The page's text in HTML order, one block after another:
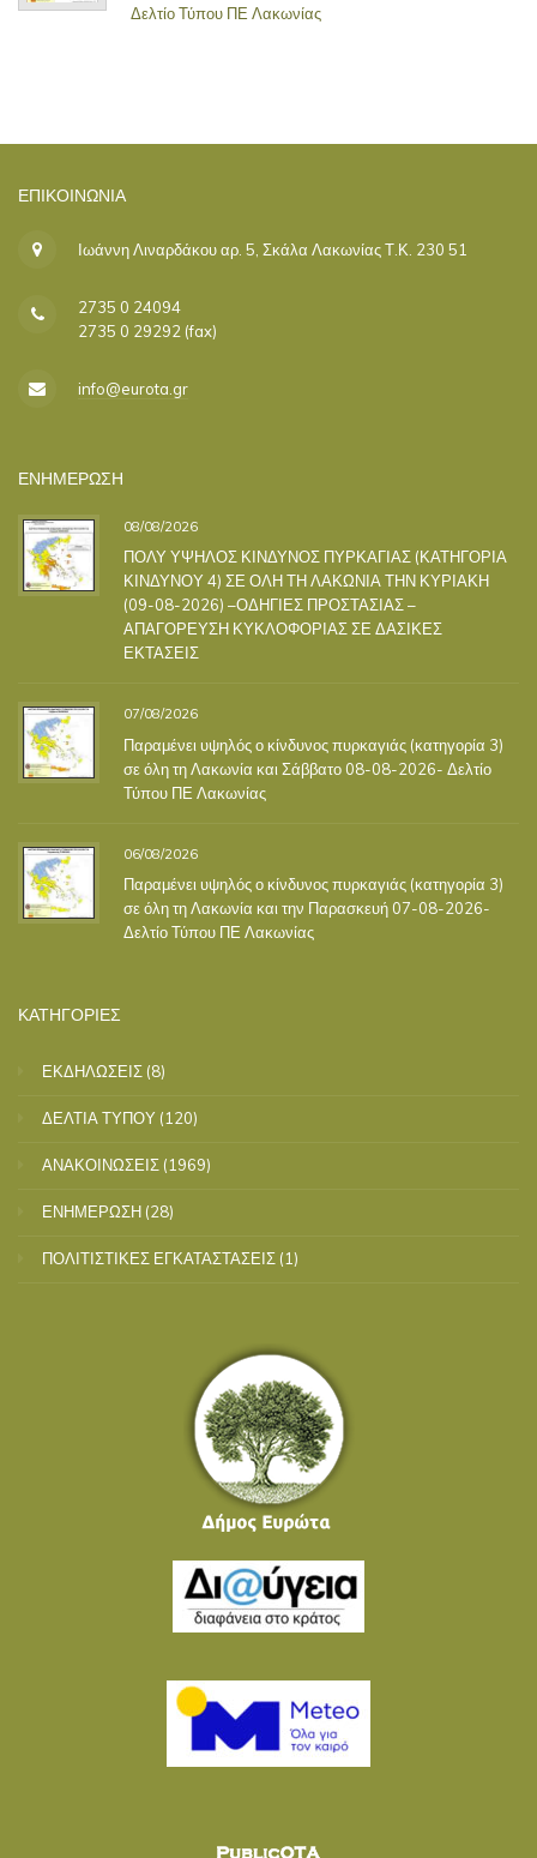
Δελτίο Τύπου ΠΕ Λακωνίας
ΕΠΙΚΟΙΝΩΝΊΑ
Ιωάννη Λιναρδάκου αρ. 5, Σκάλα Λακωνίας Τ.Κ. 230 51
2735 0 24094
2735 0 29292 (fax)
info@eurota.gr
ΕΝΗΜΕΡΩΣΗ
08/08/2026
ΠΟΛΥ ΥΨΗΛΟΣ ΚΙΝΔΥΝΟΣ ΠΥΡΚΑΓΙΑΣ (ΚΑΤΗΓΟΡΙΑ
ΚΙΝΔΥΝΟΥ 4) ΣΕ ΟΛΗ ΤΗ ΛΑΚΩΝΙΑ ΤΗΝ ΚΥΡΙΑΚΗ
(09-08-2026) –ΟΔΗΓΙΕΣ ΠΡΟΣΤΑΣΙΑΣ –
ΑΠΑΓΟΡΕΥΣΗ ΚΥΚΛΟΦΟΡΙΑΣ ΣΕ ΔΑΣΙΚΕΣ
ΕΚΤΑΣΕΙΣ
07/08/2026
Παραμένει υψηλός ο κίνδυνος πυρκαγιάς (κατηγορία 3)
σε όλη τη Λακωνία και Σάββατο 08-08-2026- Δελτίο
Τύπου ΠΕ Λακωνίας
06/08/2026
Παραμένει υψηλός ο κίνδυνος πυρκαγιάς (κατηγορία 3)
σε όλη τη Λακωνία και την Παρασκευή 07-08-2026-
Δελτίο Τύπου ΠΕ Λακωνίας
ΚΑΤΗΓΟΡΙΕΣ
ΕΚΔΗΛΩΣΕΙΣ (8)
ΔΕΛΤΙΑ ΤΥΠΟΥ (120)
ΑΝΑΚΟΙΝΩΣΕΙΣ (1969)
ΕΝΗΜΕΡΩΣΗ (28)
ΠΟΛΙΤΙΣΤΙΚΕΣ ΕΓΚΑΤΑΣΤΑΣΕΙΣ (1)